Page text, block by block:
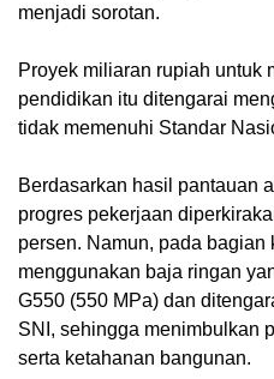
menjadi sorotan.
Proyek miliaran rupiah untuk
pendidikan itu ditengarai
tidak memenuhi Standar
Berdasarkan hasil pantauan
progres pekerjaan
persen. Namun, pada bagian
menggunakan baja ringan
G550 (550 MPa) dan
SNI, sehingga menimbulkan
serta ketahanan bangunan.